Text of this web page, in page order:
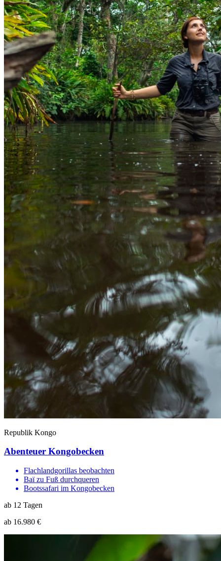
Republik Kongo
Abenteuer Kongobecken
Flachlandgorillas beobachten
Baï zu Fuß durchqueren
Bootssafari im Kongobecken
ab 12 Tagen
ab 16.980 €